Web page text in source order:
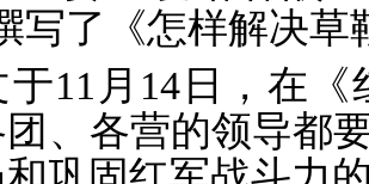
写了《怎样解决草
于11月14日，在
团、各营的领导都